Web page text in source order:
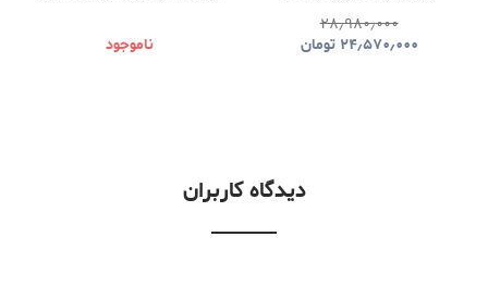
۲۸٫۹۸۰٫۰۰۰
۲۴٫۵۷۰٫۰۰۰ تومان
ناموجود
دیدگاه کاربران